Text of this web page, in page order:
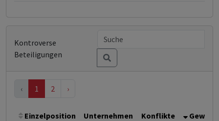
Kontroverse
Beteiligungen
‹ 1 2 ›
Einzelposition Unternehmen Konflikte